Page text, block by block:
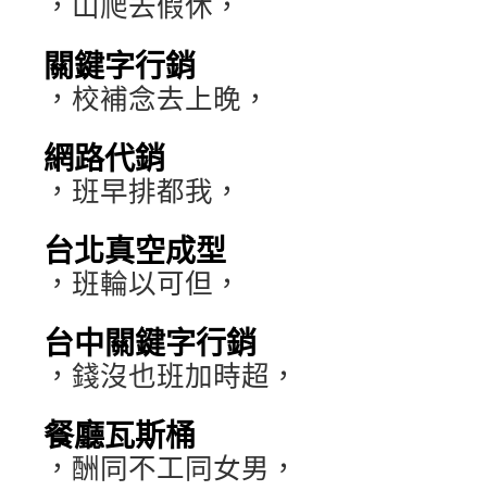
關鍵字行銷
，校補念去上晚，
網路代銷
，班早排都我，
台北真空成型
，班輪以可但，
台中關鍵字行銷
，錢沒也班加時超，
餐廳瓦斯桶
，酬同不工同女男，